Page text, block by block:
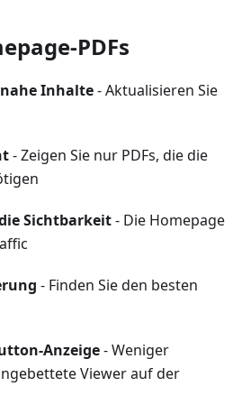
PDFs
Inhalte- Aktualisieren Sie
- Zeigen Sie nur PDFs, die die
Sichtbarkeit- Die Homepage
- Finden Sie den besten
Anzeige- Weniger
Viewer auf der